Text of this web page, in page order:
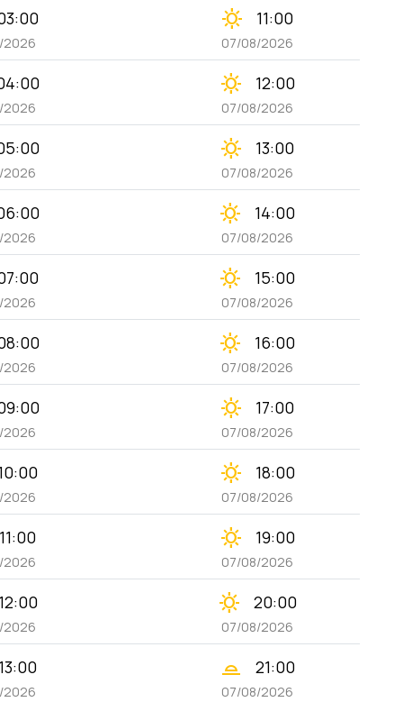
2026
clear_day 11:00
07/08/2026
2026
clear_day 12:00
07/08/2026
2026
clear_day 13:00
07/08/2026
2026
clear_day 14:00
07/08/2026
2026
clear_day 15:00
07/08/2026
2026
clear_day 16:00
07/08/2026
2026
clear_day 17:00
07/08/2026
2026
clear_day 18:00
07/08/2026
11:00
2026
clear_day 19:00
07/08/2026
12:00
2026
clear_day 20:00
07/08/2026
13:00
2026
wb_twilight_2 21:00
07/08/2026